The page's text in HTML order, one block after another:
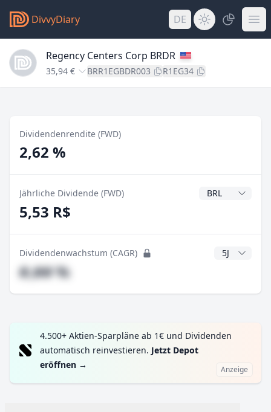
DivvyDiary DE
Regency Centers Corp BRDR
35,94 € BRR1EGBDR003 R1EG34
Dividendenrendite (FWD)
2,62 %
Jährliche Dividende (FWD)
5,53 R$
Dividendenwachstum (CAGR) CAGR Jahre
#,## %
4.500+ Aktien-Sparpläne ab 1€ und Dividenden
automatisch reinvestieren. Jetzt Depot
eröffnen → Anzeige